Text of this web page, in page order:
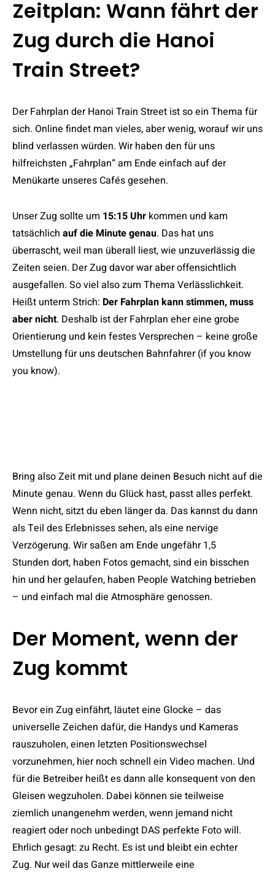
Zeitplan: Wann fährt der
Zug durch die Hanoi
Train Street?
Der Fahrplan der Hanoi Train Street ist so ein Thema für
sich. Online findet man vieles, aber wenig, worauf wir uns
blind verlassen würden. Wir haben den für uns
hilfreichsten „Fahrplan“ am Ende einfach auf der
Menükarte unseres Cafés gesehen.
Unser Zug sollte um 15:15 Uhr kommen und kam
tatsächlich auf die Minute genau. Das hat uns
überrascht, weil man überall liest, wie unzuverlässig die
Zeiten seien. Der Zug davor war aber offensichtlich
ausgefallen. So viel also zum Thema Verlässlichkeit.
Heißt unterm Strich: Der Fahrplan kann stimmen, muss
aber nicht. Deshalb ist der Fahrplan eher eine grobe
Orientierung und kein festes Versprechen – keine große
Umstellung für uns deutschen Bahnfahrer (if you know
you know).
Bring also Zeit mit und plane deinen Besuch nicht auf die
Minute genau. Wenn du Glück hast, passt alles perfekt.
Wenn nicht, sitzt du eben länger da. Das kannst du dann
als Teil des Erlebnisses sehen, als eine nervige
Verzögerung. Wir saßen am Ende ungefähr 1,5
Stunden dort, haben Fotos gemacht, sind ein bisschen
hin und her gelaufen, haben People Watching betrieben
– und einfach mal die Atmosphäre genossen.
Der Moment, wenn der
Zug kommt
Bevor ein Zug einfährt, läutet eine Glocke – das
universelle Zeichen dafür, die Handys und Kameras
rauszuholen, einen letzten Positionswechsel
vorzunehmen, hier noch schnell ein Video machen. Und
für die Betreiber heißt es dann alle konsequent von den
Gleisen wegzuholen. Dabei können sie teilweise
ziemlich unangenehm werden, wenn jemand nicht
reagiert oder noch unbedingt DAS perfekte Foto will.
Ehrlich gesagt: zu Recht. Es ist und bleibt ein echter
Zug. Nur weil das Ganze mittlerweile eine